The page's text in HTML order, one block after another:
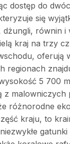
dostęp do
się
równin
kraj na trzy
oferują
regionach
5 700
z
różnorodne
kraju, to